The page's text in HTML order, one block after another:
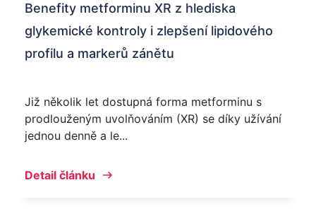
Benefity metforminu XR z hlediska
glykemické kontroly i zlepšení lipidového
profilu a markerů zánětu
Již několik let dostupná forma metforminu s
prodlouženým uvolňováním (XR) se díky užívání
jednou denně a le...
Detail článku